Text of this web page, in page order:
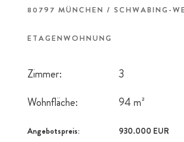
80797 MÜNCHEN / SCHWABING-
ETAGENWOHNUNG
Zimmer:
3
Wohnfläche:
94 m²
Angebotspreis: 930.000 EUR